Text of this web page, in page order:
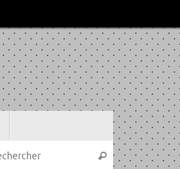
Recherche
Rechercher